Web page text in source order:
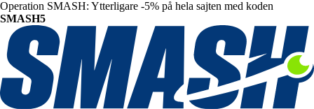
Operation SMASH: Ytterligare -5% på hela sajten med koden
SMASH5